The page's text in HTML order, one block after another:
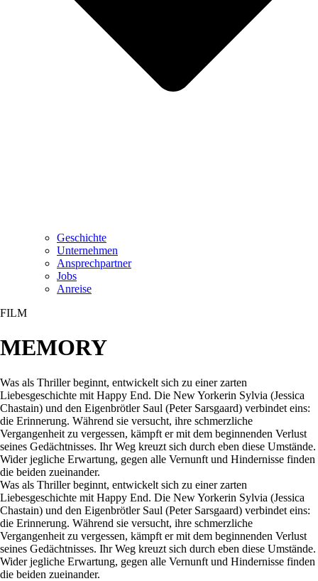
Geschichte
Unternehmen
Ansprechpartner
Jobs
Anreise
FILM
MEMORY
Was als Thriller beginnt, entwickelt sich zu einer zarten
Liebesgeschichte mit Happy End. Die New Yorkerin Sylvia (Jessica
Chastain) und den Eigenbrötler Saul (Peter Sarsgaard) verbindet eins:
die Erinnerung. Während sie versucht, ihre schmerzliche
Vergangenheit zu vergessen, kämpft er mit dem beginnenden Verlust
seines Gedächtnisses. Ihr Weg kreuzt sich durch eben diese Umstände.
Wider jegliche Erwartung, gegen alle Vernunft und Hindernisse finden
die beiden zueinander.
Was als Thriller beginnt, entwickelt sich zu einer zarten
Liebesgeschichte mit Happy End. Die New Yorkerin Sylvia (Jessica
Chastain) und den Eigenbrötler Saul (Peter Sarsgaard) verbindet eins:
die Erinnerung. Während sie versucht, ihre schmerzliche
Vergangenheit zu vergessen, kämpft er mit dem beginnenden Verlust
seines Gedächtnisses. Ihr Weg kreuzt sich durch eben diese Umstände.
Wider jegliche Erwartung, gegen alle Vernunft und Hindernisse finden
die beiden zueinander.